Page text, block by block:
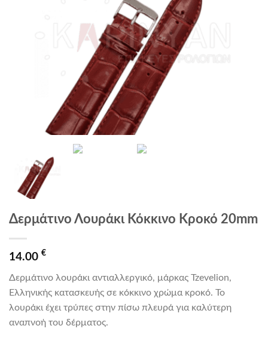
Δερμάτινο Λουράκι Κόκκινο Κροκό 20mm
14.00 €
Δερμάτινο λουράκι αντιαλλεργικό, μάρκας Tzevelion,
Ελληνικής κατασκευής σε κόκκινο χρώμα κροκό. Το
λουράκι έχει τρύπες στην πίσω πλευρά για καλύτερη
αναπνοή του δέρματος.